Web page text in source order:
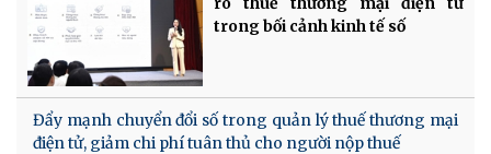
trong bối cảnh kinh tế số
Đẩy mạnh chuyển đổi số trong quản lý thuế thương mại
điện tử, giảm chi phí tuân thủ cho người nộp thuế